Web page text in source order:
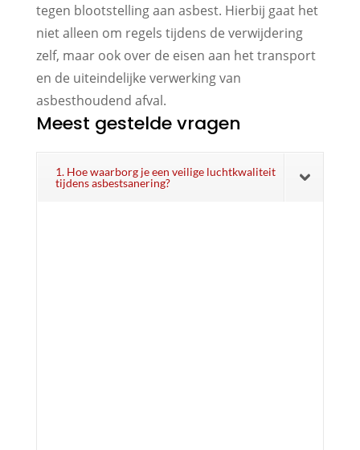
tegen blootstelling aan asbest. Hierbij gaat het
niet alleen om regels tijdens de verwijdering
zelf, maar ook over de eisen aan het transport
en de uiteindelijke verwerking van
asbesthoudend afval.
Meest gestelde vragen
1. Hoe waarborg je een veilige luchtkwaliteit
tijdens asbestsanering?